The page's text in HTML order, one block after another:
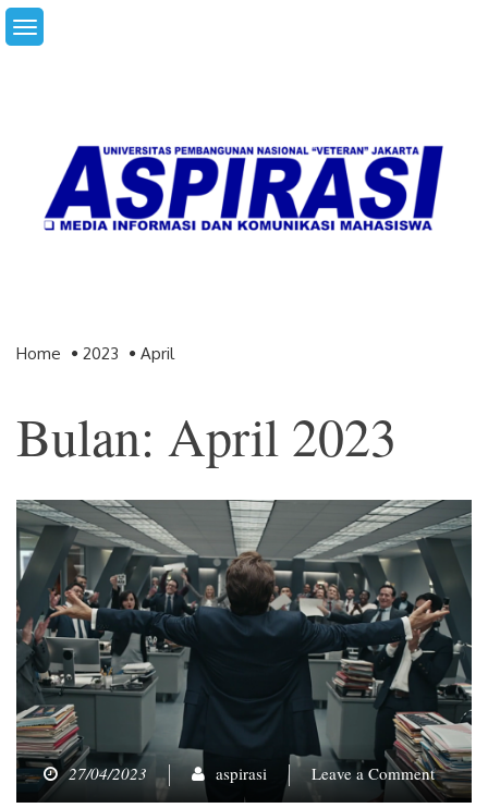
Skip
to
Home 2023 April
Bulan: April 2023
27/04/2023 aspirasi Leave a Commenton